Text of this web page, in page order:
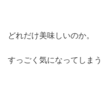
どれだけ美味しいのか。
すっごく気になってしまう